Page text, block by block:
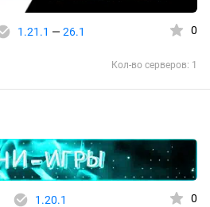
1.21.1 — 26.1 0
Кол-во серверов: 1
1.20.1 0